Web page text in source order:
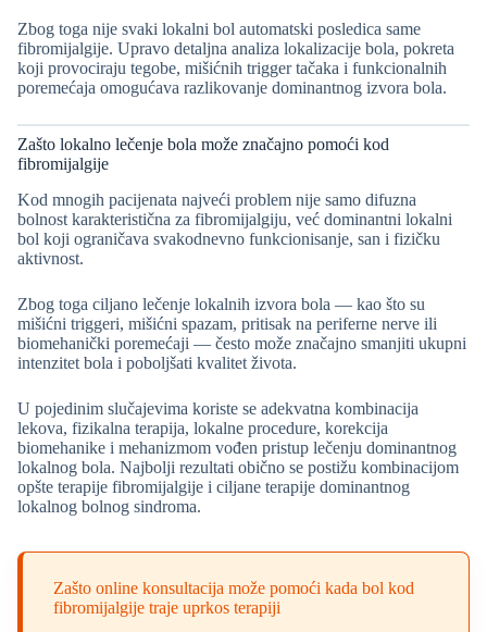
Zbog toga nije svaki lokalni bol automatski posledica same
fibromijalgije. Upravo detaljna analiza lokalizacije bola, pokreta
koji provociraju tegobe, mišićnih trigger tačaka i funkcionalnih
poremećaja omogućava razlikovanje dominantnog izvora bola.
Zašto lokalno lečenje bola može značajno pomoći kod
fibromijalgije
Kod mnogih pacijenata najveći problem nije samo difuzna
bolnost karakteristična za fibromijalgiju, već dominantni lokalni
bol koji ograničava svakodnevno funkcionisanje, san i fizičku
aktivnost.
Zbog toga ciljano lečenje lokalnih izvora bola — kao što su
mišićni triggeri, mišićni spazam, pritisak na periferne nerve ili
biomehanički poremećaji — često može značajno smanjiti ukupni
intenzitet bola i poboljšati kvalitet života.
U pojedinim slučajevima koriste se adekvatna kombinacija
lekova, fizikalna terapija, lokalne procedure, korekcija
biomehanike i mehanizmom vođen pristup lečenju dominantnog
lokalnog bola. Najbolji rezultati obično se postižu kombinacijom
opšte terapije fibromijalgije i ciljane terapije dominantnog
lokalnog bolnog sindroma.
Zašto online konsultacija može pomoći kada bol kod
fibromijalgije traje uprkos terapiji